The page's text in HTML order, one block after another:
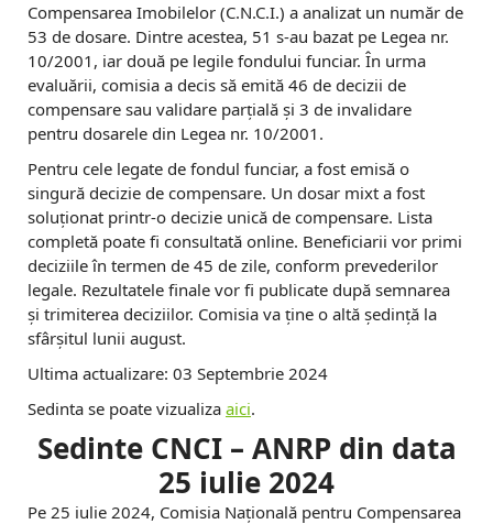
Compensarea Imobilelor (C.N.C.I.) a analizat un număr de
53 de dosare. Dintre acestea, 51 s-au bazat pe Legea nr.
10/2001, iar două pe legile fondului funciar. În urma
evaluării, comisia a decis să emită 46 de decizii de
compensare sau validare parțială și 3 de invalidare
pentru dosarele din Legea nr. 10/2001.
Pentru cele legate de fondul funciar, a fost emisă o
singură decizie de compensare. Un dosar mixt a fost
soluționat printr-o decizie unică de compensare. Lista
completă poate fi consultată online. Beneficiarii vor primi
deciziile în termen de 45 de zile, conform prevederilor
legale. Rezultatele finale vor fi publicate după semnarea
și trimiterea deciziilor. Comisia va ține o altă ședință la
sfârșitul lunii august.
Ultima actualizare: 03 Septembrie 2024
Sedinta se poate vizualiza aici.
Sedinte CNCI – ANRP din data
25 iulie 2024
Pe 25 iulie 2024, Comisia Naţională pentru Compensarea